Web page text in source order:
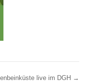
live im DGH →